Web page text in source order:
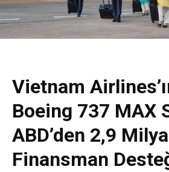
Vietnam
Boeing 737 MAX
ABD’den 2,9
Finansman